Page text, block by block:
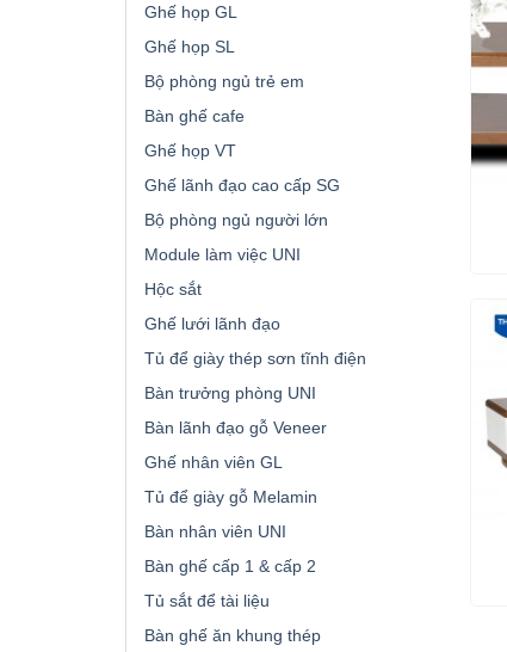
Ghế họp GL
Ghế họp SL
Bộ phòng ngủ trẻ em
Bàn ghế cafe
Ghế họp VT
Ghế lãnh đạo cao cấp SG
Bộ phòng ngủ người lớn
Module làm việc UNI
Hộc sắt
Ghế lưới lãnh đạo
Tủ để giày thép sơn tĩnh điện
Bàn trưởng phòng UNI
Bàn lãnh đạo gỗ Veneer
Ghế nhân viên GL
Tủ để giày gỗ Melamin
Bàn nhân viên UNI
Bàn ghế cấp 1 & cấp 2
Tủ sắt để tài liệu
Bàn ghế ăn khung thép